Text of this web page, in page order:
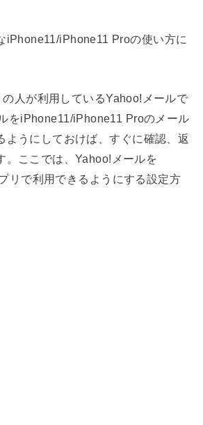
iPhone11/iPhone11 Proの使い方に
人が利用しているYahoo!メールで
をiPhone11/iPhone11 Proのメール
ようにしておけば、すぐに確認、返
。ここでは、Yahoo!メールを
リで利用できるようにする設定方